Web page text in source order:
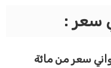
:
سعر من مائة